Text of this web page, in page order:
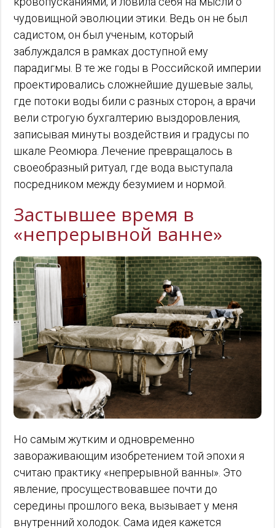
чудовищной эволюции этики. Ведь он не был
садистом, он был ученым, который
заблуждался в рамках доступной ему
парадигмы. В те же годы в Российской империи
проектировались сложнейшие душевые залы,
где потоки воды били с разных сторон, а врачи
вели строгую бухгалтерию выздоровления,
записывая минуты воздействия и градусы по
шкале Реомюра. Лечение превращалось в
своеобразный ритуал, где вода выступала
посредником между безумием и нормой.
Застывшее время в
«непрерывной ванне»
Но самым жутким и одновременно
завораживающим изобретением той эпохи я
считаю практику «непрерывной ванны». Это
явление, просуществовавшее почти до
середины прошлого века, вызывает у меня
внутренний холодок. Сама идея кажется